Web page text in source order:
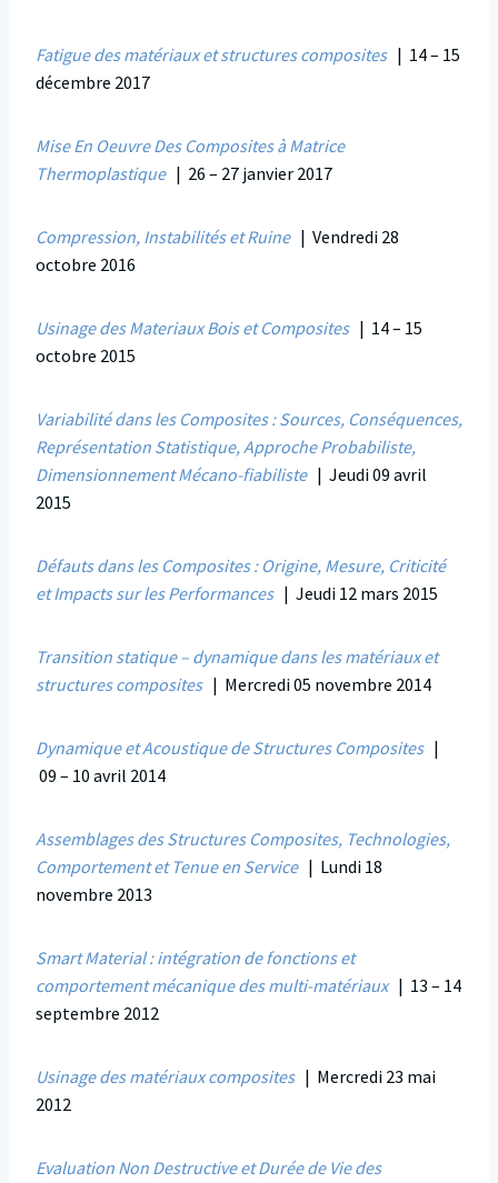
Fatigue des matériaux et structures composites| 14 – 15
décembre 2017
Mise En Oeuvre Des Composites à Matrice
Thermoplastique| 26 – 27 janvier 2017
Compression, Instabilités et Ruine| Vendredi 28
octobre 2016
Usinage des Materiaux Bois et Composites| 14 – 15
octobre 2015
Variabilité dans les Composites : Sources, Conséquences,
Représentation Statistique, Approche Probabiliste,
Dimensionnement Mécano-fiabiliste| Jeudi 09 avril
2015
Défauts dans les Composites : Origine, Mesure, Criticité
et Impacts sur les Performances| Jeudi 12 mars 2015
Transition statique – dynamique dans les matériaux et
structures composites| Mercredi 05 novembre 2014
Dynamique et Acoustique de Structures Composites|
09 – 10 avril 2014
Assemblages des Structures Composites, Technologies,
Comportement et Tenue en Service| Lundi 18
novembre 2013
Smart Material : intégration de fonctions et
comportement mécanique des multi-matériaux| 13 – 14
septembre 2012
Usinage des matériaux composites| Mercredi 23 mai
2012
Evaluation Non Destructive et Durée de Vie des